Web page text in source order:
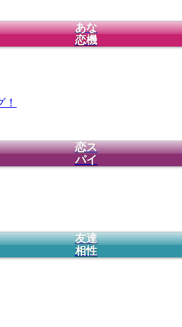
あな
恋機
恋ス
パイ
友達
相性